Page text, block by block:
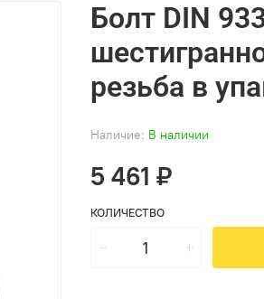
Наличие: В наличии
Болт DIN
резьба в
5 461 ₽
КОЛИЧЕСТВО